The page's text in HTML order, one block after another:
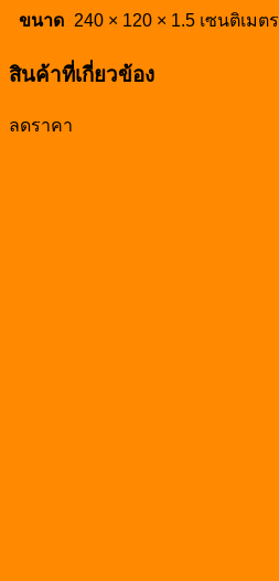
ขนาด
240 × 120 × 1.5 เซนติเมตร
สินค้าที่เกี่ยวข้อง
ลดราคา